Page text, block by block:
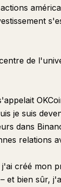
de
je suis
dans
relations
créé mon
et bien sûr,